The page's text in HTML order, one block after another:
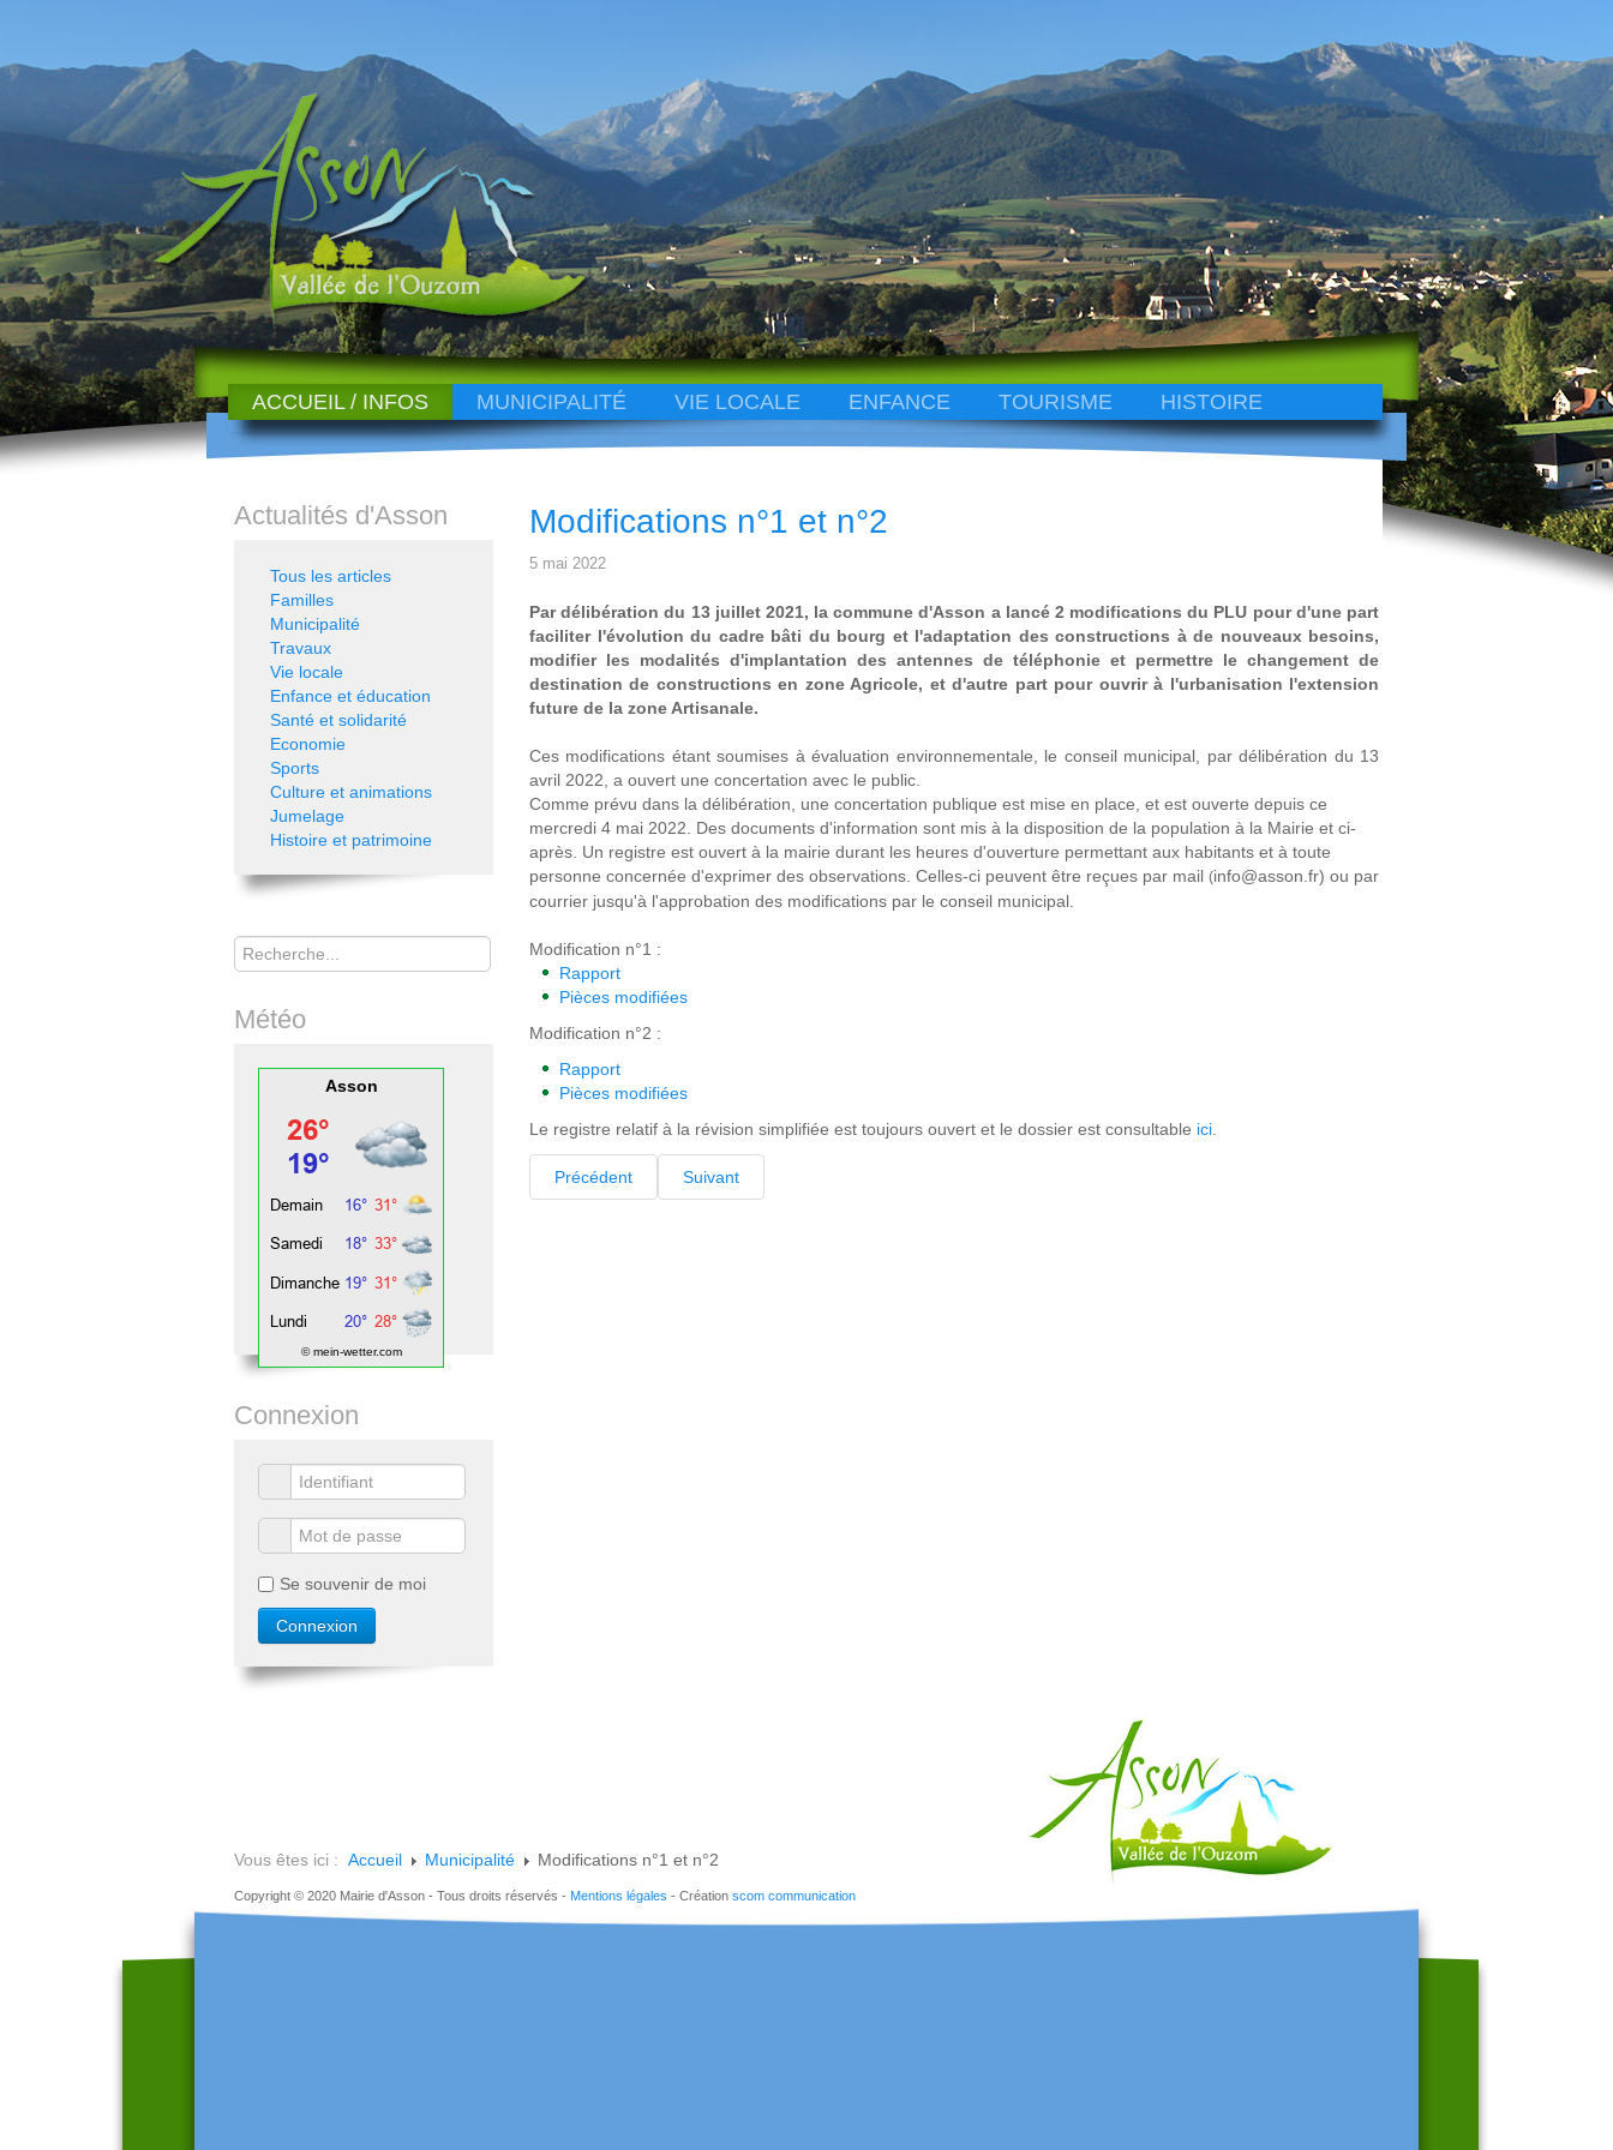
ACCUEIL / INFOS MUNICIPALITÉ VIE LOCALE ENFANCE TOURISME HISTOIRE
Modifications n°1 et n°2
5 mai 2022
Par délibération du 13 juillet 2021, la commune d'Asson a lancé 2 modifications du PLU pour d'une part
faciliter l'évolution du cadre bâti du bourg et l'adaptation des constructions à de nouveaux besoins,
modifier les modalités d'implantation des antennes de téléphonie et permettre le changement de
destination de constructions en zone Agricole, et d'autre part pour ouvrir à l'urbanisation l'extension
future de la zone Artisanale.
Ces modifications étant soumises à évaluation environnementale, le conseil municipal, par délibération du 13
avril 2022, a ouvert une concertation avec le public.
Comme prévu dans la délibération, une concertation publique est mise en place, et est ouverte depuis ce
mercredi 4 mai 2022. Des documents d'information sont mis à la disposition de la population à la Mairie et ci-
après. Un registre est ouvert à la mairie durant les heures d'ouverture permettant aux habitants et à toute
personne concernée d'exprimer des observations. Celles-ci peuvent être reçues par mail (info@asson.fr) ou par
courrier jusqu'à l'approbation des modifications par le conseil municipal.
Modification n°1 :
Rapport
Pièces modifiées
Modification n°2 :
Rapport
Pièces modifiées
Le registre relatif à la révision simplifiée est toujours ouvert et le dossier est consultable ici
Précédent Suivant
Actualités d'Asson
Tous les articles
Familles
Municipalité
Travaux
Vie locale
Enfance et éducation
Santé et solidarité
Economie
Sports
Culture et animations
Jumelage
Histoire et patrimoine
Rechercher
Météo
Asson
© mein-wetter.com
Connexion
Se souvenir de moi
Vous êtes ici : Accueil Municipalité Modifications n°1 et n°2
Copyright © 2020 Mairie d'Asson - Tous droits réservés - Mentions légales - Création scom communication